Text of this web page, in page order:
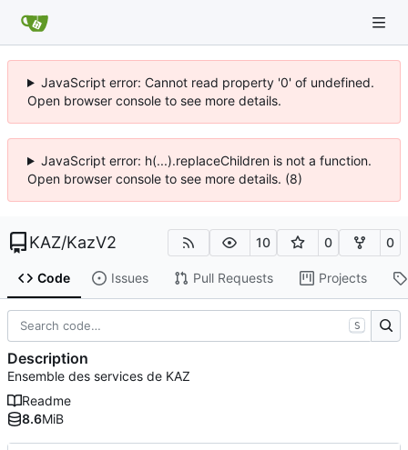
JavaScript error: Cannot read property '0' of undefined.
Open browser console to see more details.
JavaScript error: h(...).replaceChildren is not a function.
Open browser console to see more details. (8)
KAZ/KazV2 10 0 0
Code Issues Pull Requests Projects
S
Description
Ensemble des services de KAZ
Readme
8.6MiB